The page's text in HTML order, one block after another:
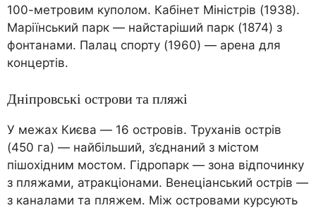
100-метровим куполом. Кабінет Міністрів (1938).
Маріїнський парк — найстаріший парк (1874) з
фонтанами. Палац спорту (1960) — арена для
концертів.
Дніпровські острови та пляжі
У межах Києва — 16 островів. Труханів острів
(450 га) — найбільший, з’єднаний з містом
пішохідним мостом. Гідропарк — зона відпочинку
з пляжами, атракціонами. Венеціанський острів —
з каналами та пляжем. Між островами курсують